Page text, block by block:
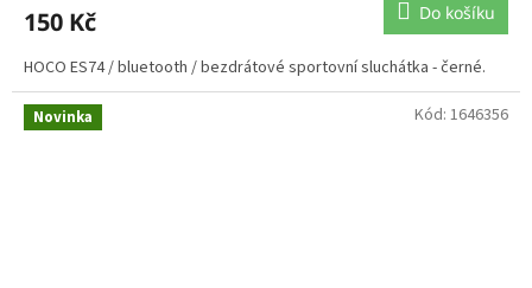
150 Kč Do košíku
HOCO ES74 / bluetooth / bezdrátové sportovní sluchátka - černé.
Novinka Kód: 1646356